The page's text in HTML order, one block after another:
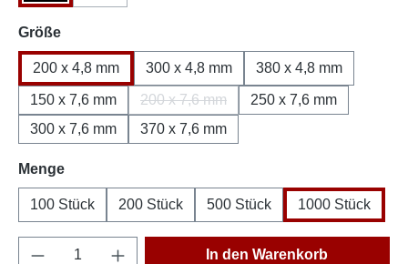
Größeauswählen
200 x 4,8 mm 300 x 4,8 mm 380 x 4,8 mm
150 x 7,6 mm 200 x 7,6 mm
(Diese Option ist zurzeit nicht
250 x 7,6 mm
300 x 7,6 mm
370 x 7,6 mm
Mengeauswählen
100 Stück 200 Stück 500 Stück 1000 Stück
Produkt Anzahl: Gib den gewünschten
In den Warenkorb